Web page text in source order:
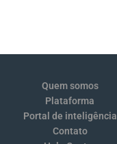
Quem somos
Plataforma
Portal de inteligência
Contato